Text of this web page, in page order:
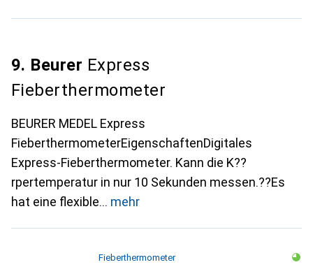
9. Beurer Express
Fieberthermometer
BEURER MEDEL Express
FieberthermometerEigenschaftenDigitales
Express-Fieberthermometer. Kann die K??
rpertemperatur in nur 10 Sekunden messen.??Es
hat eine flexible
mehr
Fieberthermometer